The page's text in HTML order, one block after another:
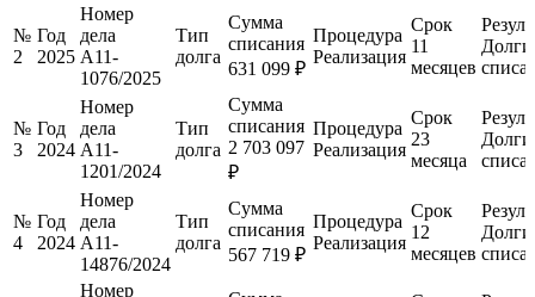
№
2
Год
2025
Номер
дела
А11-
1076/2025
Тип
долга
Сумма
списания
631 099 ₽
Процедура
Реализация
Срок
11
месяцев
Долги
№
3
Год
2024
Номер
дела
А11-
1201/2024
Тип
долга
Сумма
списания
2 703 097
₽
Процедура
Реализация
Срок
23
месяца
Долги
№
4
Год
2024
Номер
дела
А11-
14876/2024
Тип
долга
Сумма
списания
567 719 ₽
Процедура
Реализация
Срок
12
месяцев
Долги
Номер